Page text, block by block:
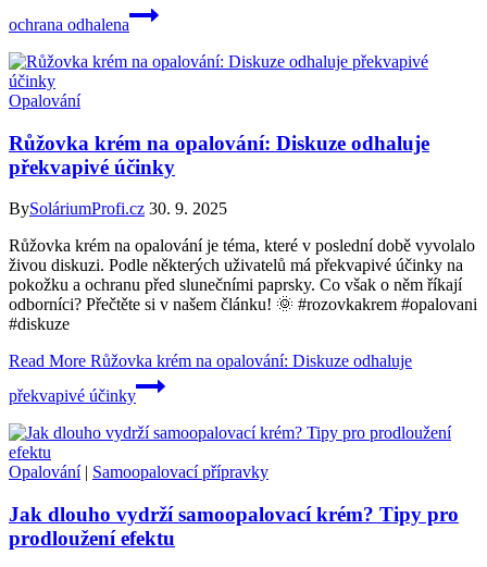
ochrana odhalena
Opalování
Růžovka krém na opalování: Diskuze odhaluje
překvapivé účinky
BySoláriumProfi.cz 30. 9. 2025
Růžovka krém na opalování je téma, které v poslední době vyvolalo
živou diskuzi. Podle některých uživatelů má překvapivé účinky na
pokožku a ochranu před slunečními paprsky. Co však o něm říkají
odborníci? Přečtěte si v našem článku! 🌞 #rozovkakrem #opalovani
#diskuze
Read More Růžovka krém na opalování: Diskuze odhaluje
překvapivé účinky
Opalování| Samoopalovací přípravky
Jak dlouho vydrží samoopalovací krém? Tipy pro
prodloužení efektu